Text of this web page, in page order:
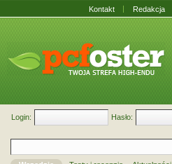
Kontakt Redakcja
Login: Hasło: